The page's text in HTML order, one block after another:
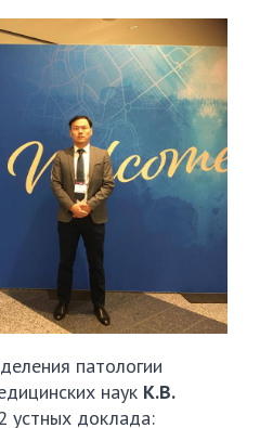
патологии
наук К.В.
устных доклада: